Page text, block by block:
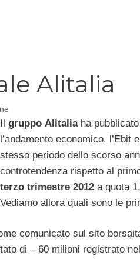
Alitalia
Il gruppo Alitaliaha pubblicato
l’andamento economico, l’Ebit
stesso periodo dello scorso
controtendenza rispetto al
terzo trimestre 2012a quota
Vediamo allora quali sono le
comunicato sul sito
di – 60 milioni registrato